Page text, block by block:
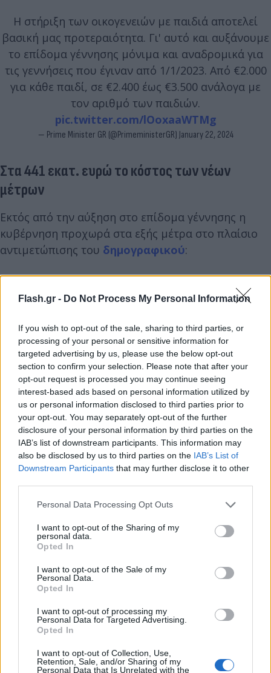
Flash.gr - Do Not Process My Personal Information
If you wish to opt-out of the sale, sharing to third parties, or
processing of your personal or sensitive information for
targeted advertising by us, please use the below opt-out
section to confirm your selection. Please note that after your
opt-out request is processed you may continue seeing
interest-based ads based on personal information utilized by
us or personal information disclosed to third parties prior to
your opt-out. You may separately opt-out of the further
disclosure of your personal information by third parties on the
IAB’s list of downstream participants. This information may
also be disclosed by us to third parties on the IAB’s List of
Downstream Participants that may further disclose it to other
Please note that this website/app uses one or more Google
not limited to your visit or usage behaviour. You may click to
grant or deny consent to Google and its third-party tags to
use your data for below specified purposes in below Google
consent section.
Personal Data Processing Opt Outs
I want to opt-out of the Sharing of my
personal data.
Opted In
I want to opt-out of the Sale of my
Personal Data.
Opted In
I want to opt-out of processing my
Personal Data for Targeted Advertising.
Opted In
I want to opt-out of Collection, Use,
Retention, Sale, and/or Sharing of my
Personal Data that Is Unrelated with the
Η στήριξη των οικογενειών με παιδιά αποτελεί
βασική μας προτεραιότητα. Γι' αυτό και αυξάνουμε
το επίδομα γέννησης μόνιμα και αναδρομικά για
τις γεννήσεις που έγιναν από 1/1/2023. Από €2.000
για κάθε παιδί, σε €2.400 έως €3.500 ανάλογα με
τον αριθμό των παιδιών.
pic.twitter.com/lOoxaaWTMg
— Prime Minister GR (@PrimeministerGR) January 22, 2024
Στα 441 εκατ. ευρώ το κόστος των νέων
μέτρων
Eκτός από την αύξηση στο επίδομα γέννησης η
κυβέρνηση προχωρά στα εξής μέτρα στο πλαίσιο
αντιμετώπισης του δημογραφικού:
αφορολόγητο
για
οικογένειες με παιδιά (κόστος 135 εκατ. ευρώ
-Αυξάνεται τοεπίδομα μητρότηταςσε ελεύθερους
επαγγελματίες και αγρότες από τους 4 στους 9
μήνες στο ύψος του κατώτατου μισθού (40 εκατ.
ευρώ ετησίως)